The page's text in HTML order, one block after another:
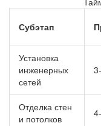
Субэтап
Установка
инженерных
сетей
Отделка стен
и потолков